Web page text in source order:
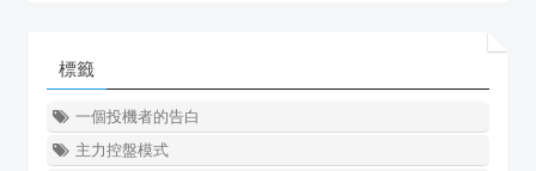
標籤
一個投機者的告白
主力控盤模式